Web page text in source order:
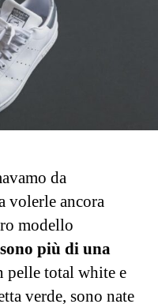
da
volerle ancora
modello
sono più di una
pelle total white e
verde, sono nate